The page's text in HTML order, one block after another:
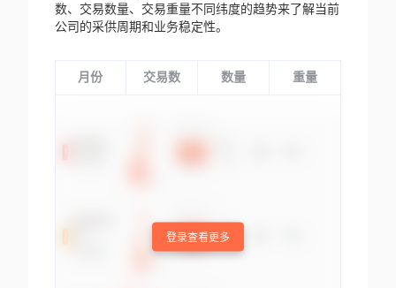
数、交易数量、交易重量不同纬度的趋势来了解当前
公司的采供周期和业务稳定性。
月份 交易数 数量 重量
登录查看更多